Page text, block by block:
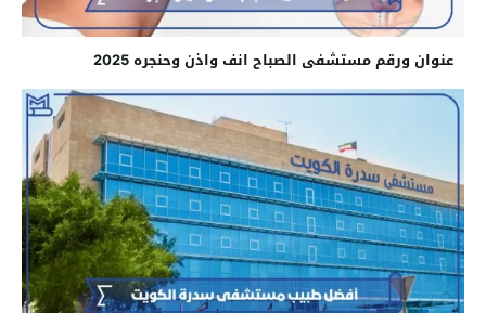
عنوان ورقم مستشفى الصباح انف واذن وحنجره 2025